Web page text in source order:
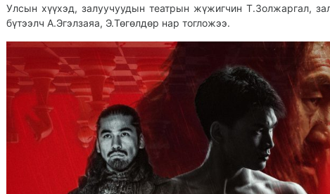
Улсын хүүхэд, залуучуудын театрын жүжигчин Т.Золжаргал,
бүтээлч А.Эгэлзаяа, Э.Төгөлдөр нар тогложээ.